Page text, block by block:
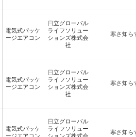
電気式パッケ
ージエアコン
日立グローバル
ライフソリュー
ションズ株式会
社
寒さ知ら
電気式パッケ
ージエアコン
日立グローバル
ライフソリュー
ションズ株式会
社
寒さ知ら
電気式パッケ
日立グローバル
ライフソリュー
寒さ知ら